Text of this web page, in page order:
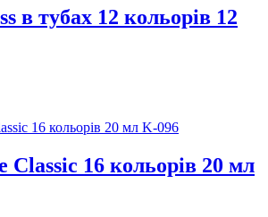
в тубах 12 кольорів 12
16 кольорів 20 мл